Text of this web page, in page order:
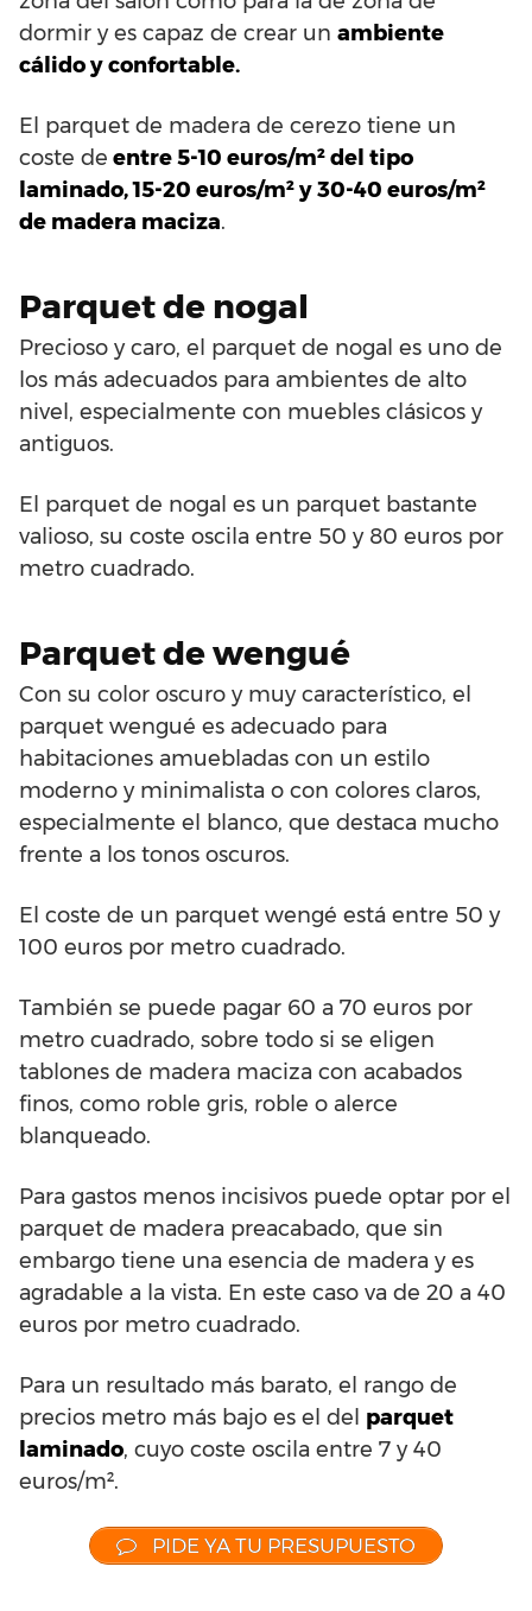
dormir y es capaz de crear un ambiente
cálido y confortable.
El parquet de madera de cerezo tiene un
coste de entre 5-10 euros/m² del tipo
laminado, 15-20 euros/m² y 30-40 euros/m²
de madera maciza.
Parquet de nogal
Precioso y caro, el parquet de nogal es uno de
los más adecuados para ambientes de alto
nivel, especialmente con muebles clásicos y
antiguos.
El parquet de nogal es un parquet bastante
valioso, su coste oscila entre 50 y 80 euros por
metro cuadrado.
Parquet de wengué
Con su color oscuro y muy característico, el
parquet wengué es adecuado para
habitaciones amuebladas con un estilo
moderno y minimalista o con colores claros,
especialmente el blanco, que destaca mucho
frente a los tonos oscuros.
El coste de un parquet wengé está entre 50 y
100 euros por metro cuadrado.
También se puede pagar 60 a 70 euros por
metro cuadrado, sobre todo si se eligen
tablones de madera maciza con acabados
finos, como roble gris, roble o alerce
blanqueado.
Para gastos menos incisivos puede optar por el
parquet de madera preacabado, que sin
embargo tiene una esencia de madera y es
agradable a la vista. En este caso va de 20 a 40
euros por metro cuadrado.
Para un resultado más barato, el rango de
precios metro más bajo es el del parquet
laminado, cuyo coste oscila entre 7 y 40
euros/m².
PIDE YA TU PRESUPUESTO